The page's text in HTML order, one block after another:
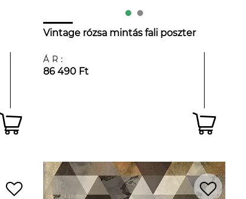
Vintage rózsa mintás fali poszter
ÁR:
86 490 Ft